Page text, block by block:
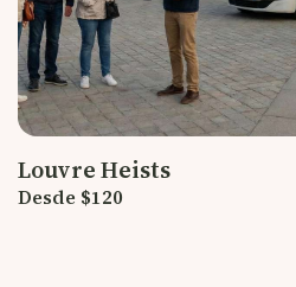
Louvre Heists
Desde $120